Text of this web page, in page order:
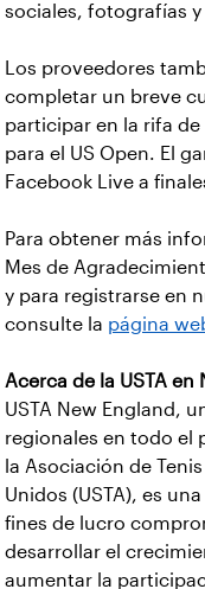
sociales, fotografías y
Los proveedores
completar un breve
participar en la rifa
para el US Open. El
Facebook Live a
Para obtener más
Mes de
y para registrarse en
consulte la página
Acerca de la USTA en
USTA New England,
regionales en todo el
la Asociación de
Unidos (USTA), es
fines de lucro
desarrollar el
aumentar la